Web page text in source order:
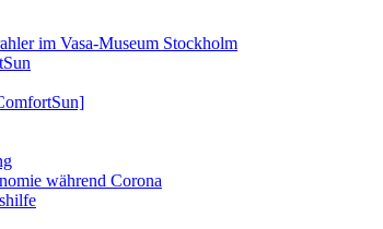
im Vasa-Museum Stockholm
während Corona